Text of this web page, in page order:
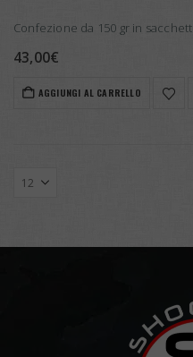
Confezione da 150 gr in
43,00€
AGGIUNGI AL CARRELLO